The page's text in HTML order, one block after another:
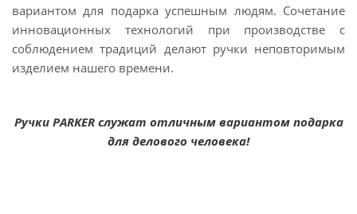
вариантом для подарка успешным людям. Сочетание
инновационных технологий при производстве с
соблюдением традиций делают ручки неповторимым
изделием нашего времени.
Ручки PARKER служат отличным вариантом подарка
для делового человека!